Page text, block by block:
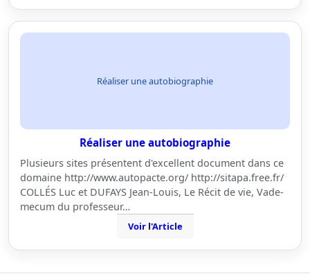
Réaliser une autobiographie
Réaliser une autobiographie
Plusieurs sites présentent d'excellent document dans ce
domaine http://www.autopacte.org/ http://sitapa.free.fr/
COLLÉS Luc et DUFAYS Jean-Louis, Le Récit de vie, Vade-
mecum du professeur…
Voir l'Article